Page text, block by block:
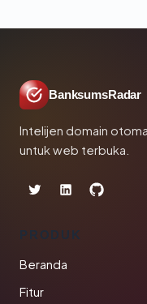
BanksumsRadar
Intelijen domain
untuk web terbuka.
PRODUK
Beranda
Fitur